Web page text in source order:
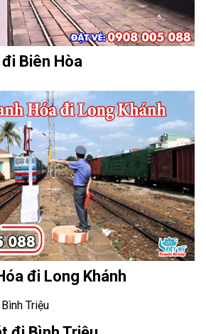
Biên Hòa
đi Long Khánh